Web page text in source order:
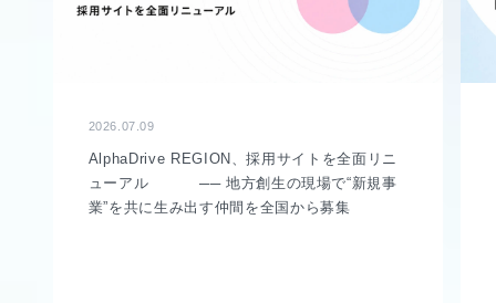
2026.07.09
AlphaDrive REGION、採用サイトを全面リニ
ューアル ── 地方創生の現場で“新規事
業”を共に生み出す仲間を全国から募集